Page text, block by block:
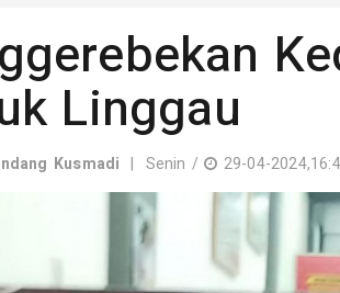
Linggau
Kusmadi | Senin / 29-04-